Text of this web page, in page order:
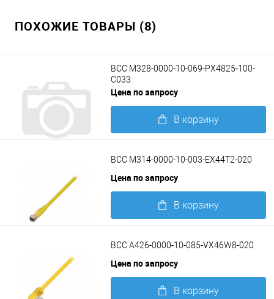
ПОХОЖИЕ ТОВАРЫ (8)
BCC M328-0000-10-069-PX4825-100-
C033
Цена по запросу
В корзину
BCC M314-0000-10-003-EX44T2-020
Цена по запросу
В корзину
BCC A426-0000-10-085-VX46W8-020
Цена по запросу
В корзину